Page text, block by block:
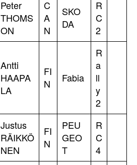
Peter
THOMS
ON
C
A
N
SKO
DA
R
C
2
Antti
HAAPA
LA
FI
N
Fabia
R
a
ll
y
2
Justus
RÄIKKÖ
NEN
FI
N
PEU
GEO
T
R
C
4